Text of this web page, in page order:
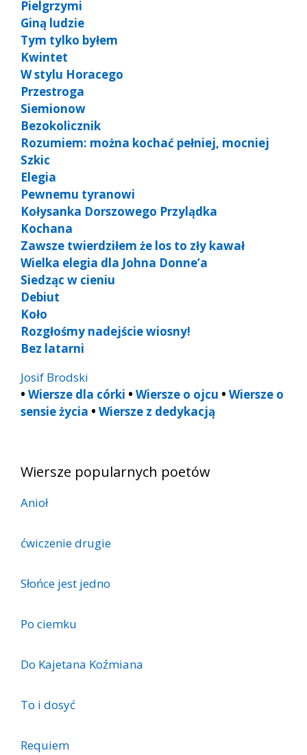
Pielgrzymi
Giną ludzie
Tym tylko byłem
Kwintet
W stylu Horacego
Przestroga
Siemionow
Bezokolicznik
Rozumiem: można kochać pełniej, mocniej
Szkic
Elegia
Pewnemu tyranowi
Kołysanka Dorszowego Przylądka
Kochana
Zawsze twierdziłem że los to zły kawał
Wielka elegia dla Johna Donne’a
Siedząc w cieniu
Debiut
Koło
Rozgłośmy nadejście wiosny!
Bez latarni
Josif Brodski
• Wiersze dla córki • Wiersze o ojcu • Wiersze o
sensie życia • Wiersze z dedykacją
Wiersze popularnych poetów
Anioł
ćwiczenie drugie
Słońce jest jedno
Po ciemku
Do Kajetana Koźmiana
To i dosyć
Requiem